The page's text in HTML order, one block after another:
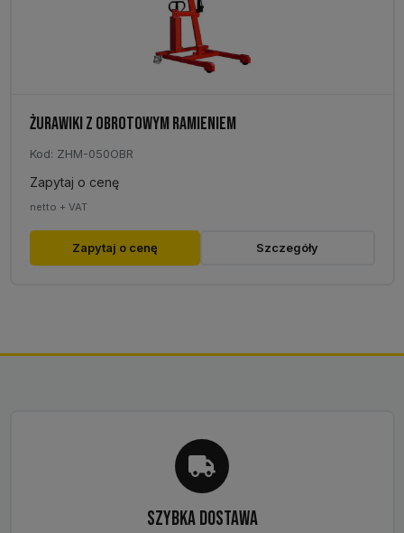
ŻURAWIKI Z OBROTOWYM RAMIENIEM
Kod: ZHM-050OBR
Zapytaj o cenę
netto + VAT
Zapytaj o cenę
Ten
produkt
można
Szczegóły
SZYBKA DOSTAWA